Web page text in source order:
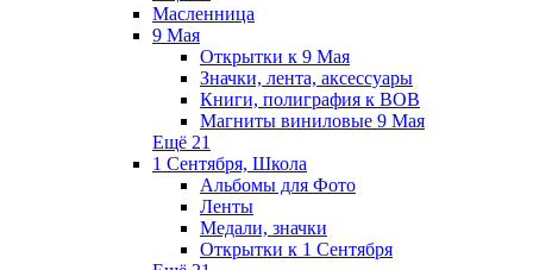
Масленница
9 Мая
Открытки к 9 Мая
Значки, лента, аксессуары
Книги, полиграфия к ВОВ
Магниты виниловые 9 Мая
Ещё 21
1 Сентября, Школа
Альбомы для Фото
Ленты
Медали, значки
Открытки к 1 Сентября